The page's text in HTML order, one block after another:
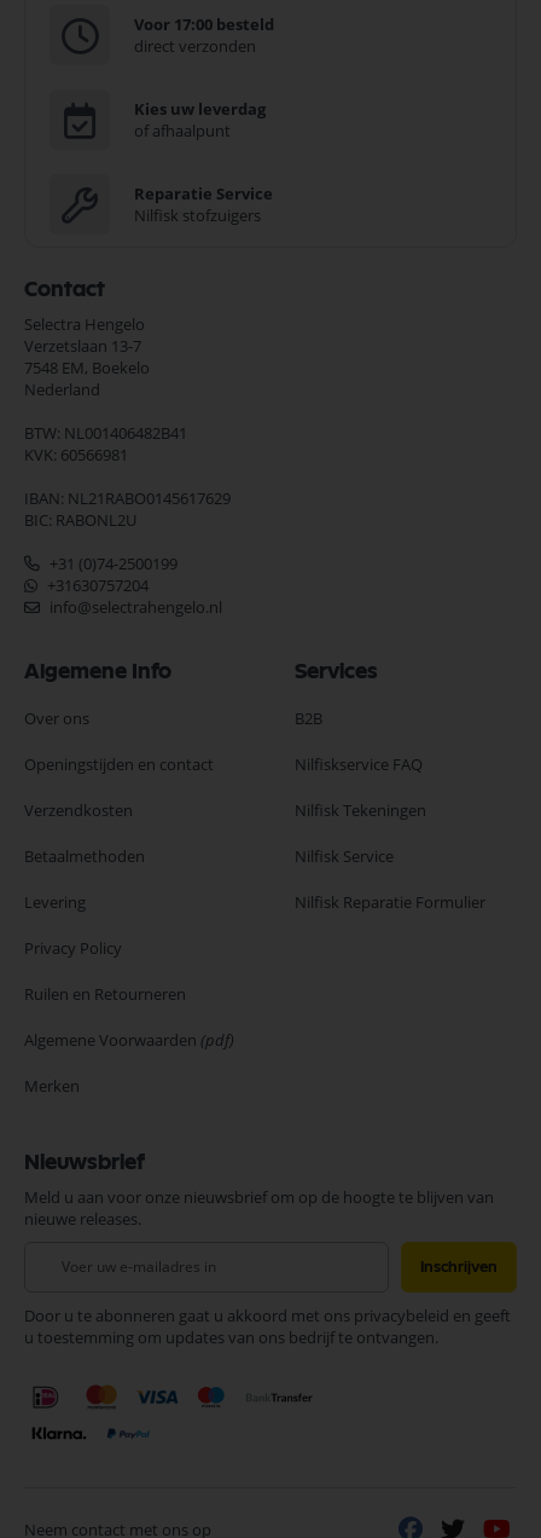
Voor 17:00 besteld
direct verzonden
Kies uw leverdag
of afhaalpunt
Reparatie Service
Nilfisk stofzuigers
Contact
Selectra Hengelo
Verzetslaan 13-7
7548 EM, Boekelo
Nederland
BTW: NL001406482B41
KVK: 60566981
IBAN: NL21RABO0145617629
BIC: RABONL2U
+31 (0)74-2500199
+31630757204
info@selectrahengelo.nl
Algemene Info
Over ons
Openingstijden en contact
Verzendkosten
Betaalmethoden
Levering
Privacy Policy
Ruilen en Retourneren
Algemene Voorwaarden (pdf)
Merken
Services
B2B
Nilfiskservice FAQ
Nilfisk Tekeningen
Nilfisk Service
Nilfisk Reparatie Formulier
Nieuwsbrief
Meld u aan voor onze nieuwsbrief om op de hoogte te blijven van
nieuwe releases.
onze
nieuwsbrief
Inschrijven
Door u te abonneren gaat u akkoord met ons privacybeleid en geeft
u toestemming om updates van ons bedrijf te ontvangen.
Neem contact met ons op